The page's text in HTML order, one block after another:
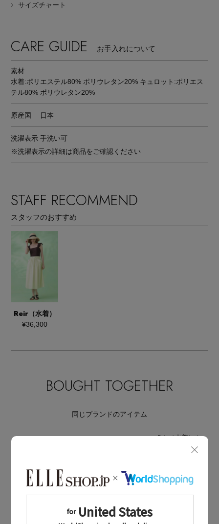
サイズチャート
CARE GUIDE お手入れについて
素材
水着:ポリエステル80% ポリウレタン20% キュロット:ポリエス
テル80% ポリウレタン20%
原産国 日本
洗濯表示 手洗い可
※洗濯表示の詳細は商品をご確認ください
STAFF RECOMMEND
スタッフのおすすめ
Reir（水着）
¥36,300
BOUGHT TOGETHER
同じブランドのアイテム
Reir（水着）
同じカテゴリのアイテム
水着・スイムウェア